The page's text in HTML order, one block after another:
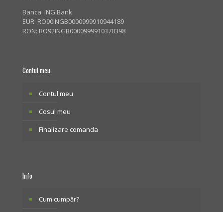
Banca: ING Bank
EUR: RO90INGB0000999910944189
RON: RO92INGB0000999910370398
Contul meu
Contul meu
Cosul meu
Finalizare comanda
Info
Cum cumpăr?